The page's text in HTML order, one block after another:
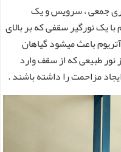
جمعی ، سرویس و یک
یک نورگیر سقفی که بر بالای
باعث میشود گیاهان
طبیعی که از سقف وارد
مزاحمت را داشته باشند .